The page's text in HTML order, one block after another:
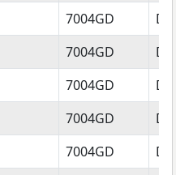
7004GD
7004GD
7004GD
7004GD
7004GD